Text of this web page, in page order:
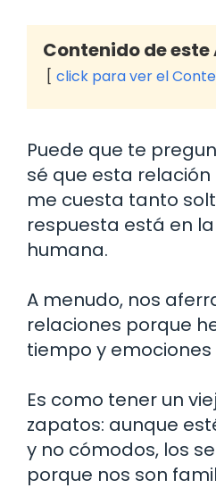
Contenido de
click para ver el
Puede que te
sé que esta
me cuesta tanto
respuesta está en
humana.
A menudo, nos
relaciones porque
tiempo y emociones
Es como tener un
zapatos: aunque
y no cómodos, los
porque nos son